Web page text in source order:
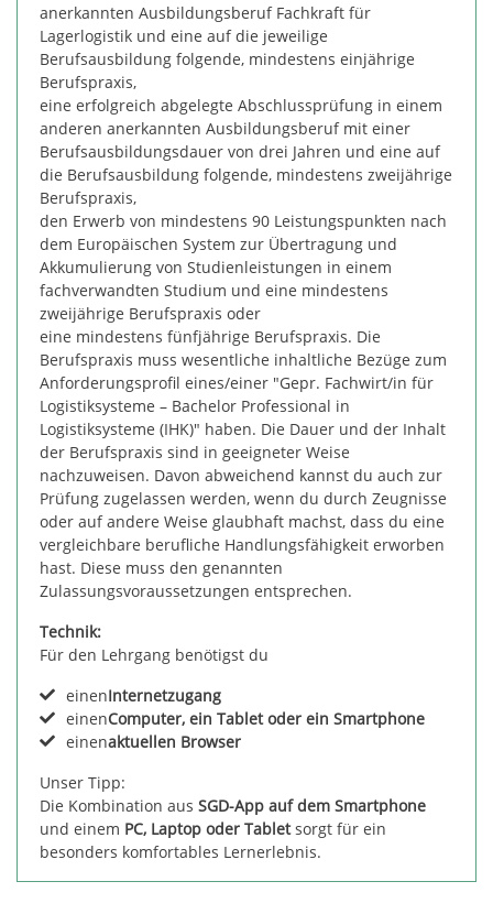
anerkannten Ausbildungsberuf Fachkraft für
Lagerlogistik und eine auf die jeweilige
Berufsausbildung folgende, mindestens einjährige
Berufspraxis,
eine erfolgreich abgelegte Abschlussprüfung in einem
anderen anerkannten Ausbildungsberuf mit einer
Berufsausbildungsdauer von drei Jahren und eine auf
die Berufsausbildung folgende, mindestens zweijährige
Berufspraxis,
den Erwerb von mindestens 90 Leistungspunkten nach
dem Europäischen System zur Übertragung und
Akkumulierung von Studienleistungen in einem
fachverwandten Studium und eine mindestens
zweijährige Berufspraxis oder
eine mindestens fünfjährige Berufspraxis. Die
Berufspraxis muss wesentliche inhaltliche Bezüge zum
Anforderungsprofil eines/einer "Gepr. Fachwirt/in für
Logistiksysteme – Bachelor Professional in
Logistiksysteme (IHK)" haben. Die Dauer und der Inhalt
der Berufspraxis sind in geeigneter Weise
nachzuweisen. Davon abweichend kannst du auch zur
Prüfung zugelassen werden, wenn du durch Zeugnisse
oder auf andere Weise glaubhaft machst, dass du eine
vergleichbare berufliche Handlungsfähigkeit erworben
hast. Diese muss den genannten
Zulassungsvoraussetzungen entsprechen.
Technik:
Für den Lehrgang benötigst du
einenInternetzugang
einenComputer, ein Tablet oder ein Smartphone
einenaktuellen Browser
Unser Tipp:
Die Kombination aus SGD-App auf dem Smartphone
und einem PC, Laptop oder Tabletsorgt für ein
besonders komfortables Lernerlebnis.